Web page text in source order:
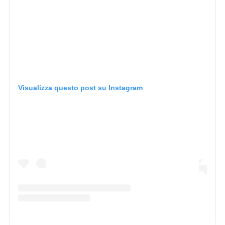
Visualizza questo post su Instagram